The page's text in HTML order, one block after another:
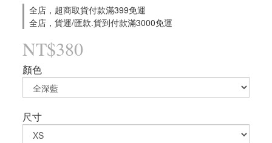
全店，超商取貨付款滿399免運
全店，貨運/匯款.貨到付款滿3000免運
NT$380
顏色
尺寸